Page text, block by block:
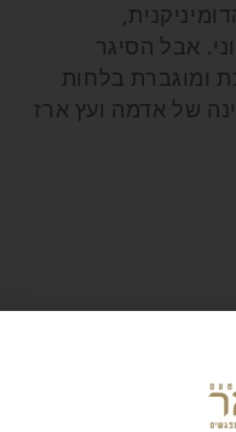
אבל הסיגר
ומוגברת בלחות
של אדמה ועץ ארז